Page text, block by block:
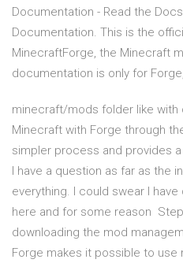
Documentation - Read the
Documentation. This is the
MinecraftForge, the Minecraft
documentation is only for
minecraft/mods folder like with
Minecraft with Forge through
simpler process and provides
I have a question as far as the
everything. I could swear I
here and for some reason
downloading the mod
Forge makes it possible to use